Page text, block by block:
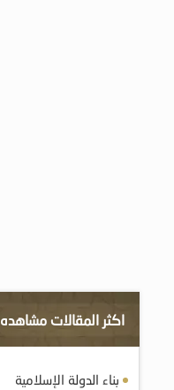
اكثر المقالات مشاهده
بناء الدولة الإسلامية